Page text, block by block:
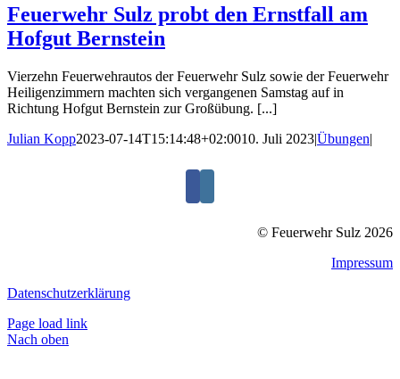
Feuerwehr Sulz probt den Ernstfall am
Hofgut Bernstein
Vierzehn Feuerwehrautos der Feuerwehr Sulz sowie der Feuerwehr
Heiligenzimmern machten sich vergangenen Samstag auf in
Richtung Hofgut Bernstein zur Großübung. [...]
Julian Kopp2023-07-14T15:14:48+02:0010. Juli 2023|Übungen|
© Feuerwehr Sulz 2026
Impressum
Datenschutzerklärung
Page load link
Nach oben